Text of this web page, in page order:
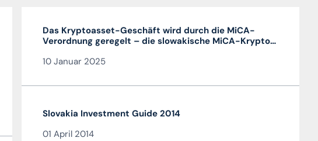
Das Kryptoasset-Geschäft wird durch die MiCA-
Verordnung geregelt – die slowakische MiCA-Krypto-
gültig
10 Januar 2025
Slovakia Investment Guide 2014
01 April 2014